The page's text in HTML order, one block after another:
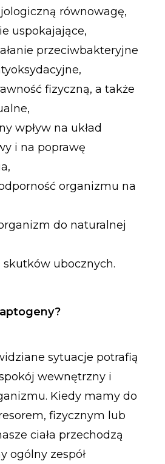
równowagę,
uspokajające,
przeciwbakteryjne
fizyczną, a także
wpływ na układ
i na poprawę
organizmu na
do naturalnej
ubocznych.
sytuacje potrafią
wewnętrzny i
Kiedy mamy do
fizycznym lub
ciała przechodzą
ogólny zespół